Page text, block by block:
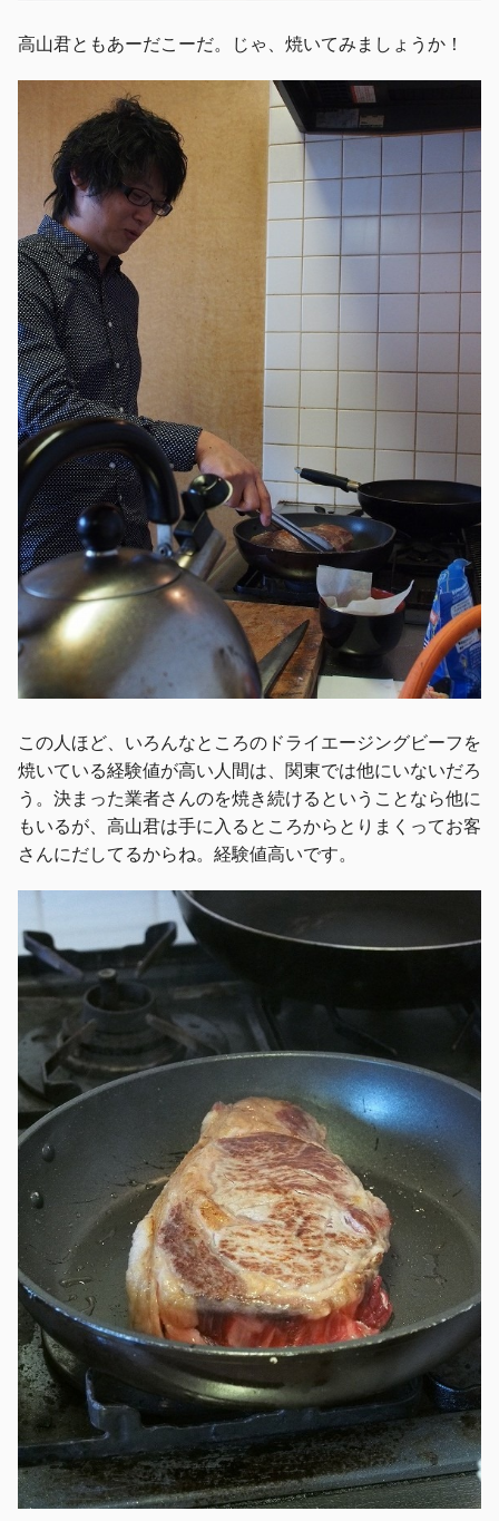
高山君ともあーだこーだ。じゃ、焼いてみましょうか！
この人ほど、いろんなところのドライエージングビーフを
焼いている経験値が高い人間は、関東では他にいないだろ
う。決まった業者さんのを焼き続けるということなら他に
もいるが、高山君は手に入るところからとりまくってお客
さんにだしてるからね。経験値高いです。